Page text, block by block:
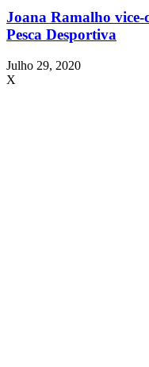
Joana Ramalho vice-
Pesca Desportiva
Julho 29, 2020
X